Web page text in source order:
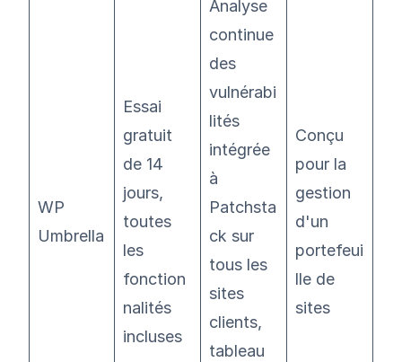
WP
Umbrella
Essai
gratuit
de 14
jours,
toutes
les
fonction
nalités
incluses
Analyse
continue
des
vulnérabi
lités
intégrée
à
Patchsta
ck sur
tous les
sites
clients,
tableau
Conçu
pour la
gestion
d'un
portefeui
lle de
sites